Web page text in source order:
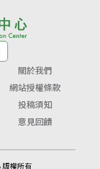
關於我們
網站授權條款
投稿須知
意見回饋
權所有